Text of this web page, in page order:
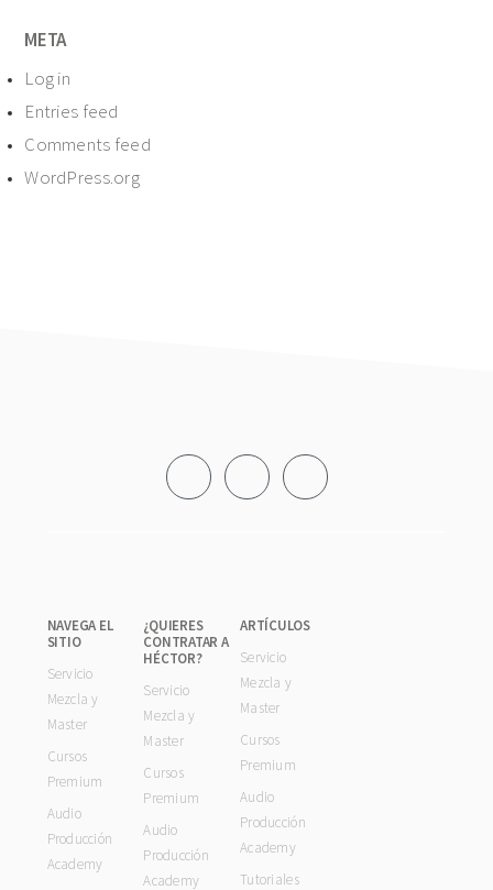
META
Log in
Entries feed
Comments feed
WordPress.org
NAVEGA EL
SITIO
Servicio
Mezcla y
Master
Cursos
Premium
Audio
Producción
Academy
¿QUIERES
CONTRATAR A
HÉCTOR?
Servicio
Mezcla y
Master
Cursos
Premium
Audio
Producción
Academy
ARTÍCULOS
Servicio
Mezcla y
Master
Cursos
Premium
Audio
Producción
Academy
Tutoriales